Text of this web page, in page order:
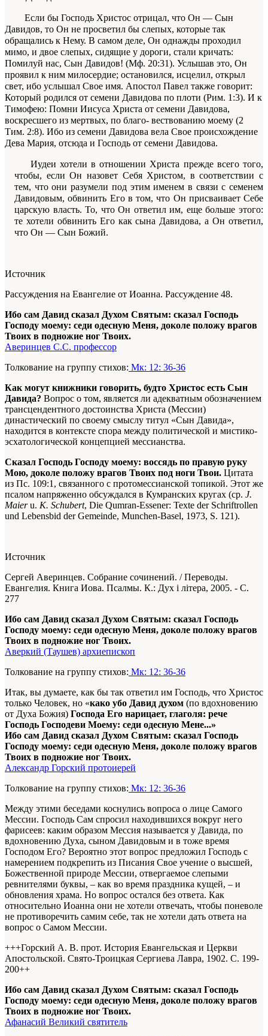
Если бы Господь Христос отрицал, что Он — Сын
Давидов, то Он не просветил бы слепых, ко­торые так
обращались к Нему. В самом деле, Он однажды проходил
мимо, и двое слепых, сидящие у дороги, стали кричать:
Помилуй нас, Сын Дави­дов! (Мф. 20:31). Услышав это, Он
проявил к ним милосердие; остановился, исцелил, открыл
свет, ибо услышал Свое имя. Апостол Павел также гово­рит:
Который родился от семени Давидова по плоти (Рим. 1:3). И к
Тимофею: Помни Иисуса Христа от семени Давидова,
воскресшего из мертвых, по благо- вествованию моему (2
Тим. 2:8). Ибо из семени Да­видова вела Свое происхождение
Дева Мария, от­сюда и Господь от семени Давидова.
Иудеи хотели в отношении Христа прежде всего того,
чтобы, если Он назовет Себя Христом, в соответствии с
тем, что они разумели под этимименем в связи с семенем
Давидовым, обвинить Его в том, что Он присваивает Себе
царскую власть. То, что Он ответил им, еще больше этого:
те хотели обвинить Его как сына Давидова, а Он ответил,
что Он — Сын Божий.
Источник
Рассуждения на Евангелие от Иоанна. Рассуждение 48.
Ибо сам Давид сказал Духом Святым: сказал Господь
Господу моему: седи одесную Меня, доколе положу врагов
Твоих в подножие ног Твоих.
Аверинцев С.С. профессор
Толкование на группу стихов: Мк: 12: 36-36
Как могут книжники говорить, будто Христос есть Сын
Давида? Вопрос о том, является ли адекватным обозначением
трансцендентного достоинства Христа (Мессии)
династический по своему смыслу титул «Сын Давида»,
находится в контексте спора между политической и мистико-
эсхатологической концепцией мессианства.
Сказал Господь Господу моему: воссядь по правую руку
Мою, доколе положу врагов Твоих под ноги Твои. Цитата
из Пс. 109:1, связанного с протомессианской топикой. Этот же
псалом напряженно обсуждался в Кумранских кругах (ср. J.
Maieru. К. Schubert, Die Qumran-Essener: Texte der Schriftrollen
und Lebensbid der Gemeinde, Мunсhеn-Basel, 1973, S. 121).
Источник
Сергей Аверинцев. Собрание сочинений. / Переводы.
Евангелия. Книга Иова. Псалмы. К.: Дух і літера, 2005. - С.
277
Ибо сам Давид сказал Духом Святым: сказал Господь
Господу моему: седи одесную Меня, доколе положу врагов
Твоих в подножие ног Твоих.
Аверкий (Таушев) архиепископ
Толкование на группу стихов: Мк: 12: 36-36
Итак, вы думаете, как бы так ответил им Господь, что Христос
только Человек, но «како убо Давид духом (по вдохновению
от Духа Божия) Господа Его нарицает, глаголя: рече
Господь Господеви Моему: седи одесную Мене...»
Ибо сам Давид сказал Духом Святым: сказал Господь
Господу моему: седи одесную Меня, доколе положу врагов
Твоих в подножие ног Твоих.
Александр Горский протоиерей
Толкование на группу стихов: Мк: 12: 36-36
Между этими беседами коснулись вопроса о лице Самого
Мессии. Господь Сам спросил находившихся вокруг него
фарисеев: каким образом Мессия называется у Давида, по
вдохновению Духа, сыном Давидовым и в тоже время
Господом Его? Вероятно этот вопрос предложил Господь с
намерением подкрепить из Писания Свое учение о высшей,
Божественной природе Мессии, отвергаемое слепыми
ревнителями буквы, – как во время праздника кущей, – и
обновления храма. Но вопрос остался без ответа. Как
относительно Иоанна они не хотели отвечать, чтобы поневоле
не противоречить самим себе, так не хотели дать ответа на
вопрос о Самом Мессии.
+++Горский А. В. прот. История Евангельская и Церкви
Апостольской. Свято-Троицкая Сергиева Лавра, 1902. С. 199-
200++
Ибо сам Давид сказал Духом Святым: сказал Господь
Господу моему: седи одесную Меня, доколе положу врагов
Твоих в подножие ног Твоих.
Афанасий Великий святитель